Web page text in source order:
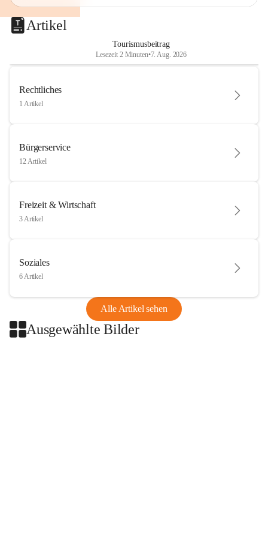
Artikel
Tourismusbeitrag
Lesezeit 2 Minuten•7. Aug. 2026
Rechtliches
1 Artikel
Bürgerservice
12 Artikel
Freizeit & Wirtschaft
3 Artikel
Soziales
6 Artikel
Alle Artikel sehen
Ausgewählte Bilder